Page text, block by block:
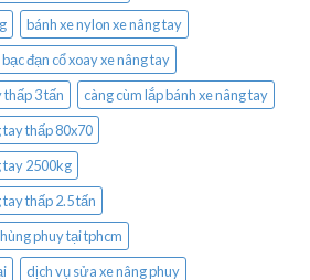
bánh xe nylon xe nâng tay
bạc đạn cổ xoay xe nâng tay
thấp 3 tấn
càng cùm lắp bánh xe nâng tay
tay thấp 80x70
tay 2500kg
thấp 2.5 tấn
phuy tại tphcm
dịch vụ sửa xe nâng phuy